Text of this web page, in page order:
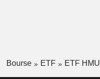
Bourse ETF ETF